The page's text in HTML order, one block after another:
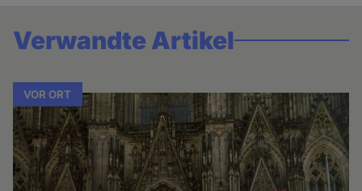
Verwandte Artikel
VOR ORT